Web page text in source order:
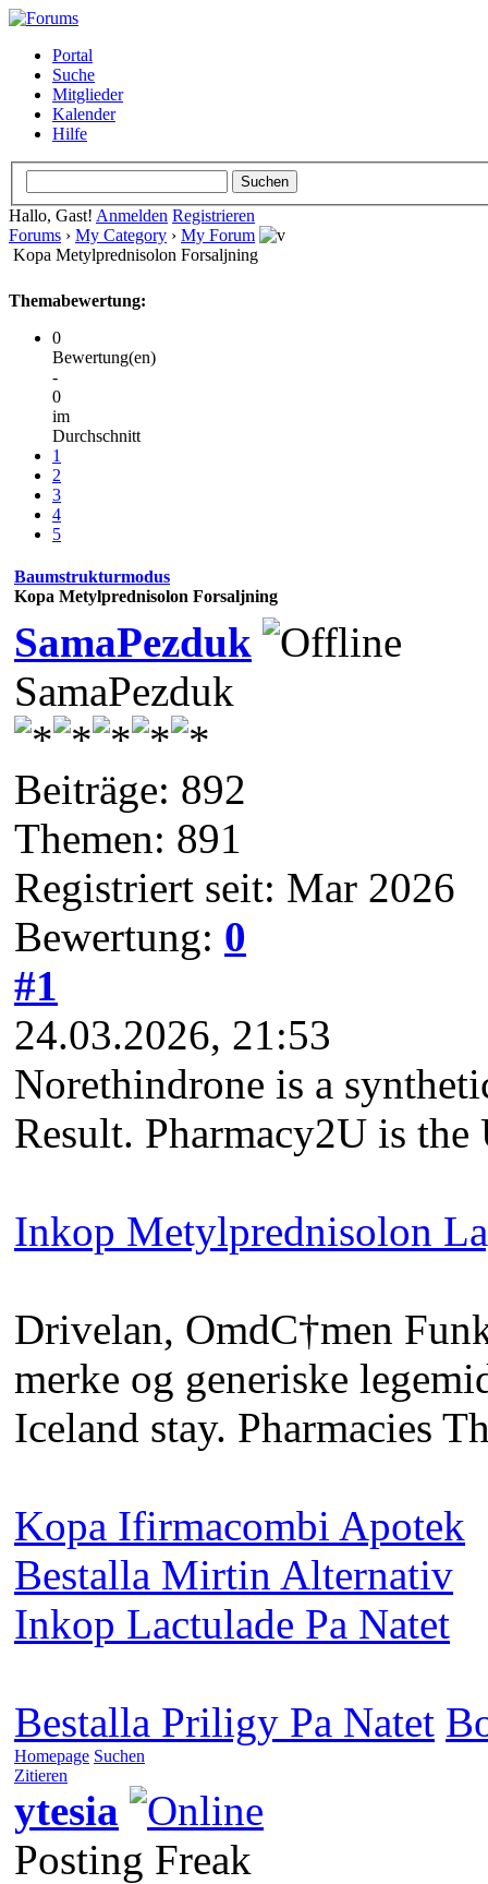
Portal
Suche
Mitglieder
Kalender
Hilfe
Hallo, Gast! Anmelden Registrieren
Forums › My Category › My Forum
Kopa Metylprednisolon Forsaljning
Themabewertung:
0
Bewertung(en)
-
0
im
Durchschnitt
1
2
3
4
5
Baumstrukturmodus
Kopa Metylprednisolon Forsaljning
SamaPezduk
SamaPezduk
Beiträge: 892
Themen: 891
Registriert seit: Mar 2026
Bewertung: 0
#1
24.03.2026, 21:53
Norethindrone is a
Result. Pharmacy2U is
Inkop Metylprednisolon
Drivelan, OmdС†men
merke og generiske
Iceland stay. Pharmacies
Kopa Ifirmacombi Apotek
Bestalla Mirtin Alternativ
Inkop Lactulade Pa Natet
Bestalla Priligy Pa Natet
Homepage Suchen
Zitieren
ytesia
Posting Freak